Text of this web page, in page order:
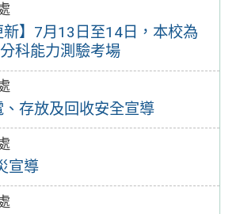
新】7月13日至14日，本校為
科能力測驗考場
存放及回收安全宣導
宣導